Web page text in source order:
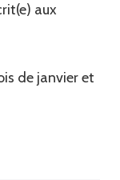
aux
de janvier et